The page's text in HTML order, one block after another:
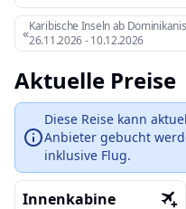
«Karibische Inseln ab
26.11.2026-10.12.2026
Aktuelle Preise
Diese Reise kann
Anbieter gebucht
inklusive Flug.
Innenkabine